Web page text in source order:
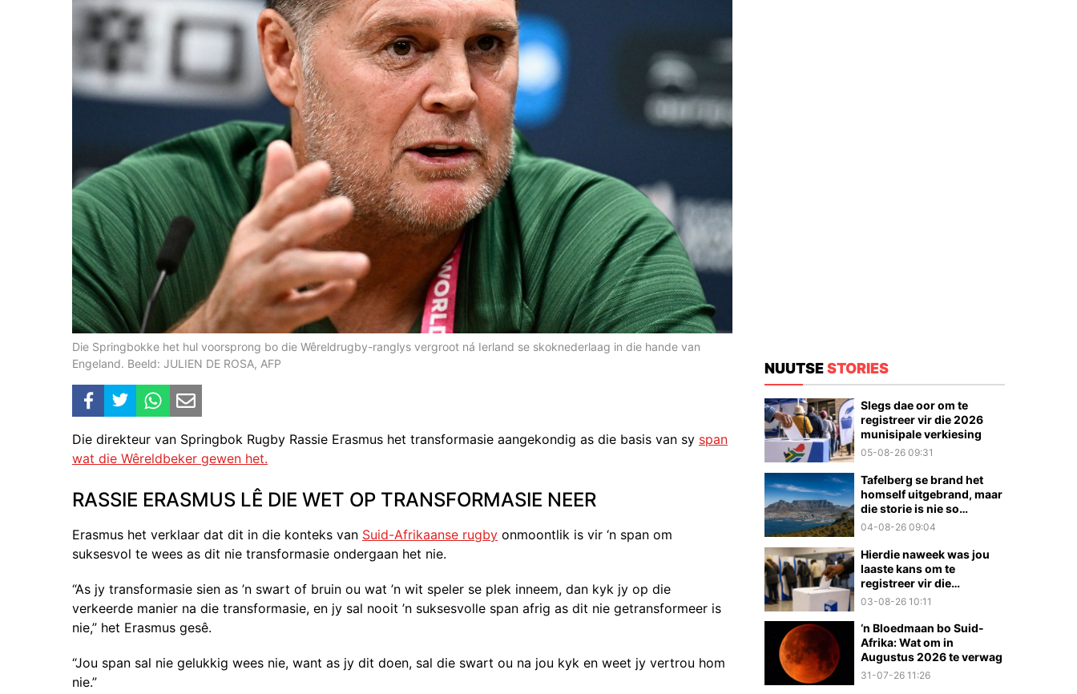
Die Springbokke het hul voorsprong bo die Wêreldrugby-ranglys vergroot ná Ierland se skoknederlaag in die hande van
Engeland. Beeld: JULIEN DE ROSA, AFP
Die direkteur van Springbok Rugby Rassie Erasmus het transformasie aangekondig as die basis van sy span
wat die Wêreldbeker gewen het.
RASSIE ERASMUS LÊ DIE WET OP TRANSFORMASIE NEER
Erasmus het verklaar dat dit in die konteks van Suid-Afrikaanse rugby onmoontlik is vir ‘n span om
suksesvol te wees as dit nie transformasie ondergaan het nie.
“As jy transformasie sien as ’n swart of bruin ou wat ’n wit speler se plek inneem, dan kyk jy op die
verkeerde manier na die transformasie, en jy sal nooit ’n suksesvolle span afrig as dit nie getransformeer is
nie,” het Erasmus gesê.
“Jou span sal nie gelukkig wees nie, want as jy dit doen, sal die swart ou na jou kyk en weet jy vertrou hom
nie.”
NUUTSESTORIES
Slegs dae oor om te
registreer vir die 2026
munisipale verkiesing
05-08-26 09:31
Tafelberg se brand het
homself uitgebrand, maar
die storie is nie so
eenvoudig nie
04-08-26 09:04
Hierdie naweek was jou
laaste kans om te
registreer vir die
munisipale verkiesings
03-08-26 10:11
‘n Bloedmaan bo Suid-
Afrika: Wat om in
Augustus 2026 te verwag
31-07-26 11:26